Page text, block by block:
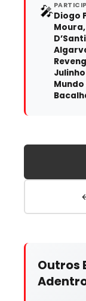
🎤Diogo
Mundo
Outros